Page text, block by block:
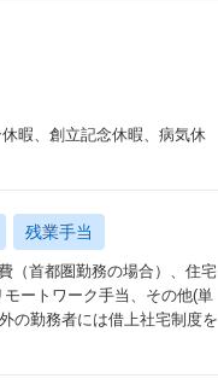
暇、創立記念休暇、病気休
残業手当
（首都圏勤務の場合）、住宅
ートワーク手当、その他(単
の勤務者には借上社宅制度を